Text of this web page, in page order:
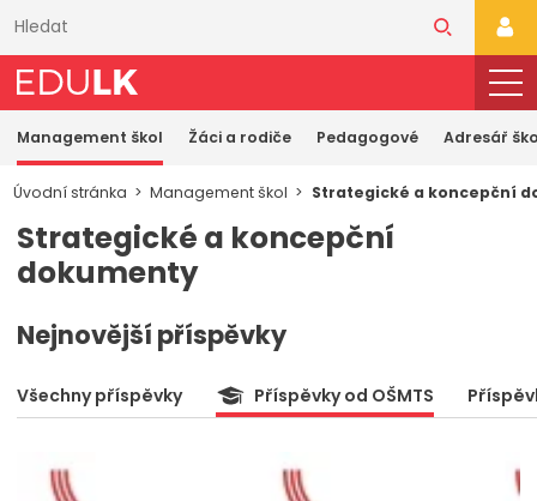
obsahu
Management škol Žáci a rodiče Pedagogové Adresář
Úvodní stránka Management škol Strategické a koncepční
Strategické a koncepční
dokumenty
Nejnovější příspěvky
Všechny příspěvky Příspěvky od OŠMTS